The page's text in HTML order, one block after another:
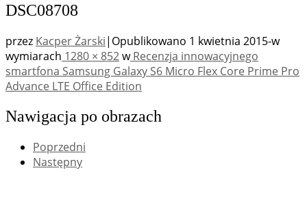
DSC08708
przez Kacper Żarski| Opublikowano 1 kwietnia 2015-w
wymiarach 1280 × 852wRecenzja innowacyjnego
smartfona Samsung Galaxy S6 Micro Flex Core Prime Pro
Advance LTE Office Edition
Nawigacja po obrazach
Poprzedni
Następny